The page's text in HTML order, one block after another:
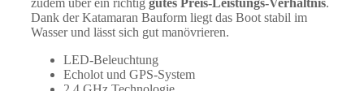
Dank der Katamaran Bauform liegt das Boot stabil im
Wasser und lässt sich gut manövrieren.
LED-Beleuchtung
Echolot und GPS-System